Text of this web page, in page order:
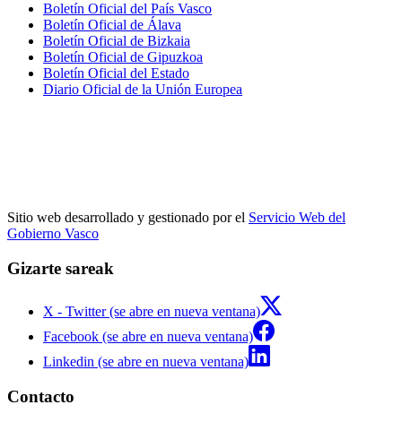
Boletín Oficial del País Vasco
Boletín Oficial de Álava
Boletín Oficial de Bizkaia
Boletín Oficial de Gipuzkoa
Boletín Oficial del Estado
Diario Oficial de la Unión Europea
Sitio web desarrollado y gestionado por el Servicio Web del
Gobierno Vasco
Gizarte sareak
X - Twitter (se abre en nueva ventana)
Facebook (se abre en nueva ventana)
Linkedin (se abre en nueva ventana)
Contacto